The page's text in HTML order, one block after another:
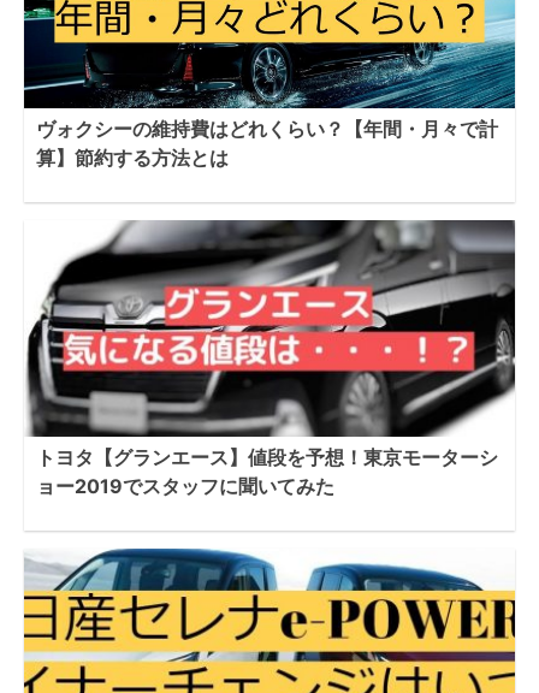
ヴォクシーの維持費はどれくらい？【年間・月々で計
算】節約する方法とは
トヨタ【グランエース】値段を予想！東京モーターシ
ョー2019でスタッフに聞いてみた